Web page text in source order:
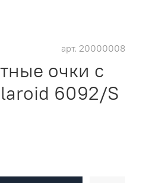
арт. 20000008
очки с
6092/S